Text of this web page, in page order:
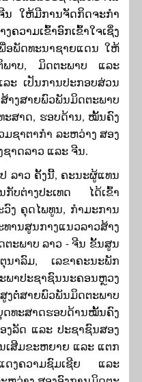
ນ ໃຫ້ມີການຈັດກິດຈະກໍາ
ຄວາມເຂົ້າອົກເຂົ້າໃຈເຊິ່ງ
ອພັດທະນາຊາຍແດນ ໃຫ້
ພາບ, ມິດຕະພາບ ແລະ
ລະ ເປັນການປະກອບສ່ວນ
າງສາຍພົວພັນມິດຕະພາບ
ະສາດ, ຮອບດ້ານ, ໝັ້ນຄົງ
ມຊາຕາກໍາ ລະຫວ່າງ ສອງ
າດລາວ ແລະ ຈີນ.
ລາວ ຄັ້ງນີ້, ຄະນະຜູ້ແທນ
ກັບຕ່າງປະເທດ
ໄດ້ເຂົ້າ
ວົງ ຄຸດໄພທູນ, ກຳມະການ
ທານສູນກາງແນວລາວສ້າງ
ຕະພາບ ລາວ - ຈີນ ຂັ້ນສູນ
ຕຸນາລົມ, ເລຂາຄະນະພັກ
ພາປະຊາຊົນນະຄອນຫຼວງ
ງຕໍ່ສາຍພົວພັນມິດຕະພາບ
ທະສາດຮອບດ້ານໝັ້ນຄົງ
ງລັດ ແລະ ປະຊາຊົນສອງ
ເສີມຂະຫຍາຍ ແລະ ແຕກ
ດງຄວາມຊົມເຊີຍ ແລະ